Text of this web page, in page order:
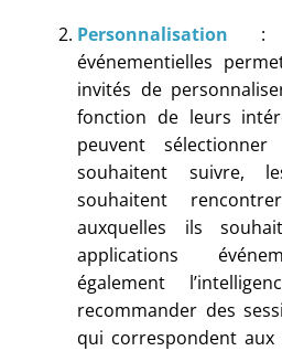
Personnalisation :
événementielles
invités de
fonction de leurs
peuvent
souhaitent suivre,
souhaitent
auxquelles ils
applications
également
recommander des
qui correspondent aux